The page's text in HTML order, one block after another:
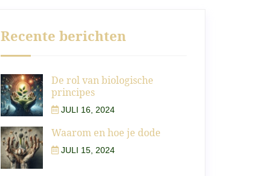
Recente berichten
De rol van biologische
principes
JULI 16, 2024
Waarom en hoe je dode
JULI 15, 2024